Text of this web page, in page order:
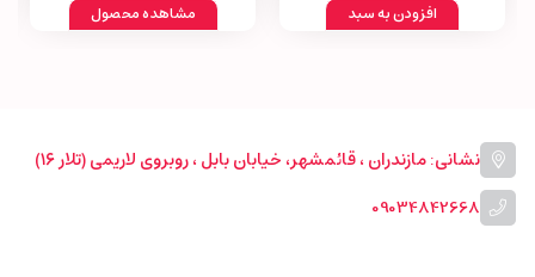
افزودن به سبد مشاهده محصول
نشانی: مازندران ، قائمشهر، خیابان بابل ، روبروی لاریمی (تلار ۱۶)
09034842668